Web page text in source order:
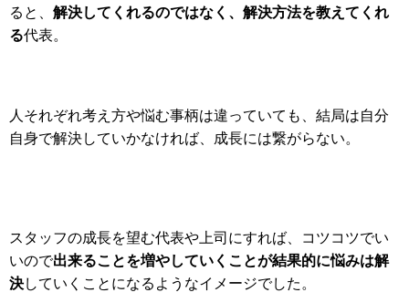
ると、 解決してくれるのではなく、解決方法を教えてくれ
る代表。
人それぞれ考え方や悩む事柄は違っていても、結局は自分
自身で解決していかなければ、成長には繋がらない。
スタッフの成長を望む代表や上司にすれば、コツコツでい
いので出来ることを増やしていくことが結果的に悩みは解
決していくことになるようなイメージでした。